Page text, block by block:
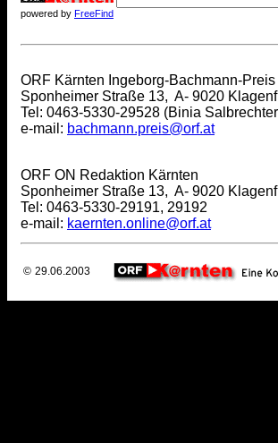
powered by FreeFind
ORF Kärnten Ingeborg-Bachmann-Preis
Sponheimer Straße 13, A- 9020
Tel: 0463-5330-29528 (Binia
e-mail: bachmann.preis@orf.at
ORF ON Redaktion Kärnten
Sponheimer Straße 13, A- 9020
Tel: 0463-5330-29191, 29192
e-mail: kaernten.online@orf.at
© 29.06.2003